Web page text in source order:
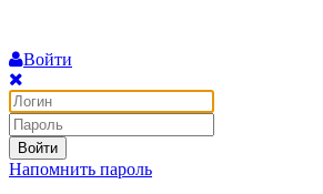
Войти
Войти
Напомнить пароль